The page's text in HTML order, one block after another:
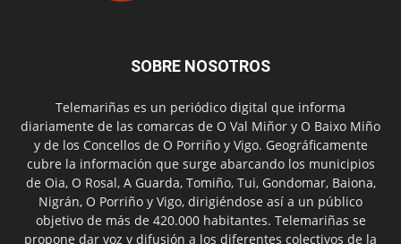
SOBRE NOSOTROS
Telemariñas es un periódico digital que informa
diariamente de las comarcas de O Val Miñor y O Baixo Miño
y de los Concellos de O Porriño y Vigo. Geográficamente
cubre la información que surge abarcando los municipios
de Oia, O Rosal, A Guarda, Tomiño, Tui, Gondomar, Baiona,
Nigrán, O Porriño y Vigo, dirigiéndose así a un público
objetivo de más de 420.000 habitantes. Telemariñas se
propone dar voz y difusión a los diferentes colectivos de la